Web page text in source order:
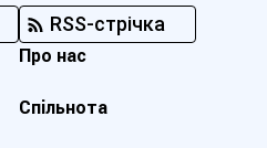
RSS-стрічка
Про нас
Спільнота